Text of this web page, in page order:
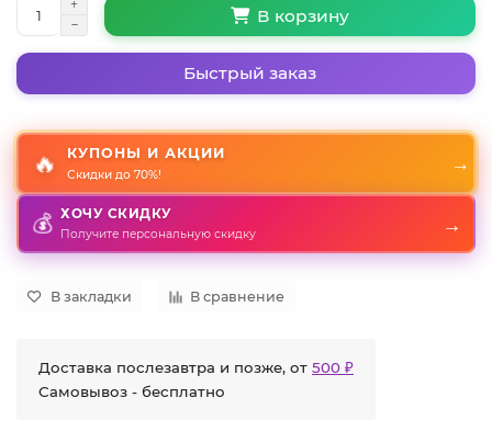
В корзину
Быстрый заказ
🔥 КУПОНЫ И АКЦИИ
Скидки до 70%!
→
💰 ХОЧУ СКИДКУ
Получите персональную скидку →
В закладки В сравнение
Доставка послезавтра и позже, от 500 ₽
Самовывоз - бесплатно